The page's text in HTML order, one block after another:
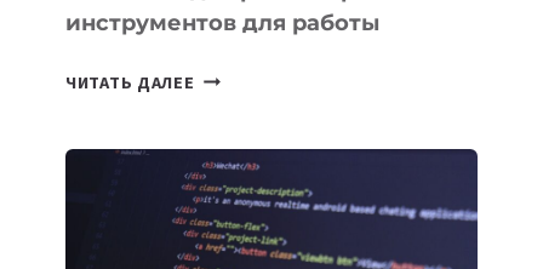
инструментов для работы
ЧИТАТЬ ДАЛЕЕ ТАСК-
ПОЛЕЗНЫХ
ИНСТРУМЕНТОВ
ДЛЯ
РАБОТЫ